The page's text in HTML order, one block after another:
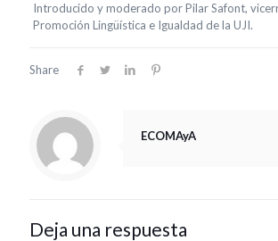
Introducido y moderado por Pilar Safont,
Promoción Lingüística e Igualdad de la UJI.
Share
ECOMAyA
Deja una respuesta